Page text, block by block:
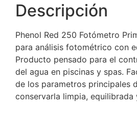
Descripción
Phenol Red 250 Fotómetro
para análisis fotométrico con
Producto pensado para el
del agua en piscinas y spas.
de los parametros principales
conservarla limpia, equilibrada